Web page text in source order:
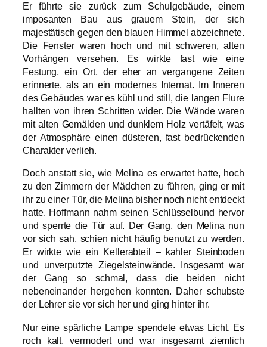
Er führte sie zurück zum Schulgebäude, einem
imposanten Bau aus grauem Stein, der sich
majestätisch gegen den blauen Himmel abzeichnete.
Die Fenster waren hoch und mit schweren, alten
Vorhängen versehen. Es wirkte fast wie eine
Festung, ein Ort, der eher an vergangene Zeiten
erinnerte, als an ein modernes Internat. Im Inneren
des Gebäudes war es kühl und still, die langen Flure
hallten von ihren Schritten wider. Die Wände waren
mit alten Gemälden und dunklem Holz vertäfelt, was
der Atmosphäre einen düsteren, fast bedrückenden
Charakter verlieh.
Doch anstatt sie, wie Melina es erwartet hatte, hoch
zu den Zimmern der Mädchen zu führen, ging er mit
ihr zu einer Tür, die Melina bisher noch nicht entdeckt
hatte. Hoffmann nahm seinen Schlüsselbund hervor
und sperrte die Tür auf. Der Gang, den Melina nun
vor sich sah, schien nicht häufig benutzt zu werden.
Er wirkte wie ein Kellerabteil – kahler Steinboden
und unverputzte Ziegelsteinwände. Insgesamt war
der Gang so schmal, dass die beiden nicht
nebeneinander hergehen konnten. Daher schubste
der Lehrer sie vor sich her und ging hinter ihr.
Nur eine spärliche Lampe spendete etwas Licht. Es
roch kalt, vermodert und war insgesamt ziemlich